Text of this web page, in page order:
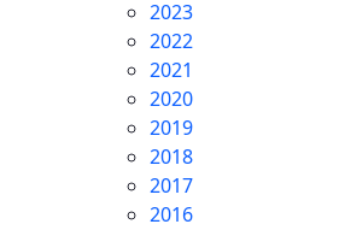
2023
2022
2021
2020
2019
2018
2017
2016